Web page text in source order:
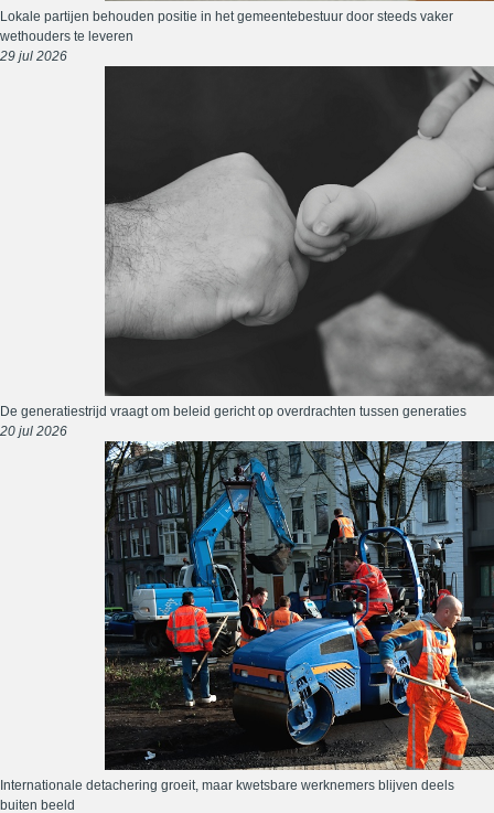
Lokale partijen behouden positie in het gemeentebestuur door steeds vaker
wethouders te leveren
29 jul 2026
De generatiestrijd vraagt om beleid gericht op overdrachten tussen generaties
20 jul 2026
Internationale detachering groeit, maar kwetsbare werknemers blijven deels
buiten beeld